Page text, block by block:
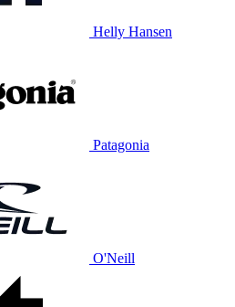
Helly Hansen
Patagonia
O'Neill